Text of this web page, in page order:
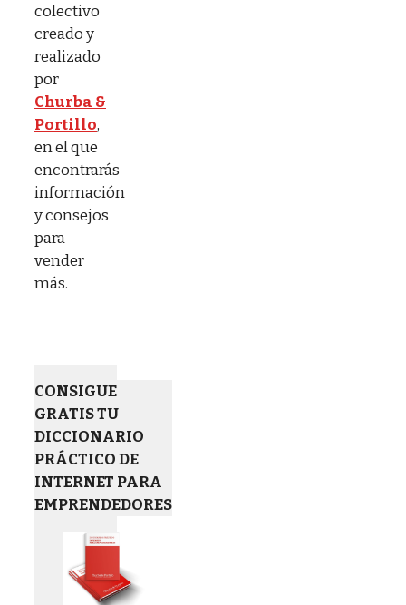
colectivo
creado y
realizado
por
Churba &
Portillo,
en el que
encontrarás
información
y consejos
para
vender
más.
CONSIGUE
GRATIS TU
DICCIONARIO
PRÁCTICO DE
INTERNET PARA
EMPRENDEDORES